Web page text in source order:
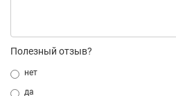
Полезный отзыв?
нет
да